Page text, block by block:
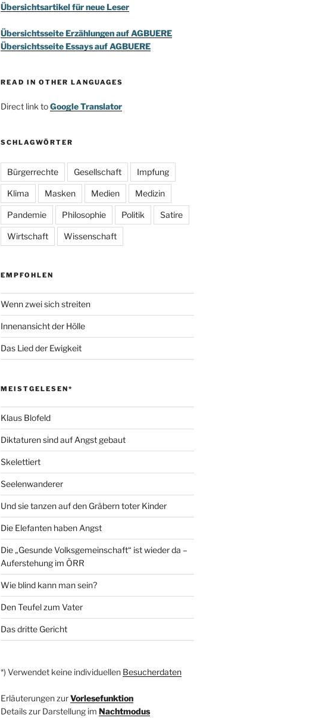
Übersichtsartikel für neue Leser
Übersichtsseite Erzählungen auf AGBUERE
Übersichtsseite Essays auf AGBUERE
READ IN OTHER LANGUAGES
Direct link toGoogle Translator
SCHLAGWÖRTER
Bürgerrechte Gesellschaft Impfung
Klima Masken Medien Medizin
Pandemie Philosophie Politik Satire
Wirtschaft Wissenschaft
EMPFOHLEN
Wenn zwei sich streiten
Innenansicht der Hölle
Das Lied der Ewigkeit
MEISTGELESEN*
Klaus Blofeld
Diktaturen sind auf Angst gebaut
Skelettiert
Seelenwanderer
Und sie tanzen auf den Gräbern toter Kinder
Die Elefanten haben Angst
Die „Gesunde Volksgemeinschaft“ ist wieder da –
Auferstehung im ÖRR
Wie blind kann man sein?
Den Teufel zum Vater
Das dritte Gericht
*) Verwendet keine individuellen Besucherdaten
Erläuterungen zurVorlesefunktion
Details zur Darstellung im Nachtmodus